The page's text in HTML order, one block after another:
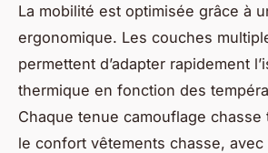
La mobilité est optimisée grâce à
ergonomique. Les couches
permettent d’adapter rapidement
thermique en fonction des
Chaque tenue camouflage chasse
le confort vêtements chasse, avec